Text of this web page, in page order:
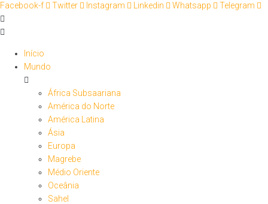
Facebook-f Twitter Instagram Linkedin Whatsapp Telegram
Início
Mundo
África Subsaariana
América do Norte
América Latina
Ásia
Europa
Magrebe
Médio Oriente
Oceânia
Sahel